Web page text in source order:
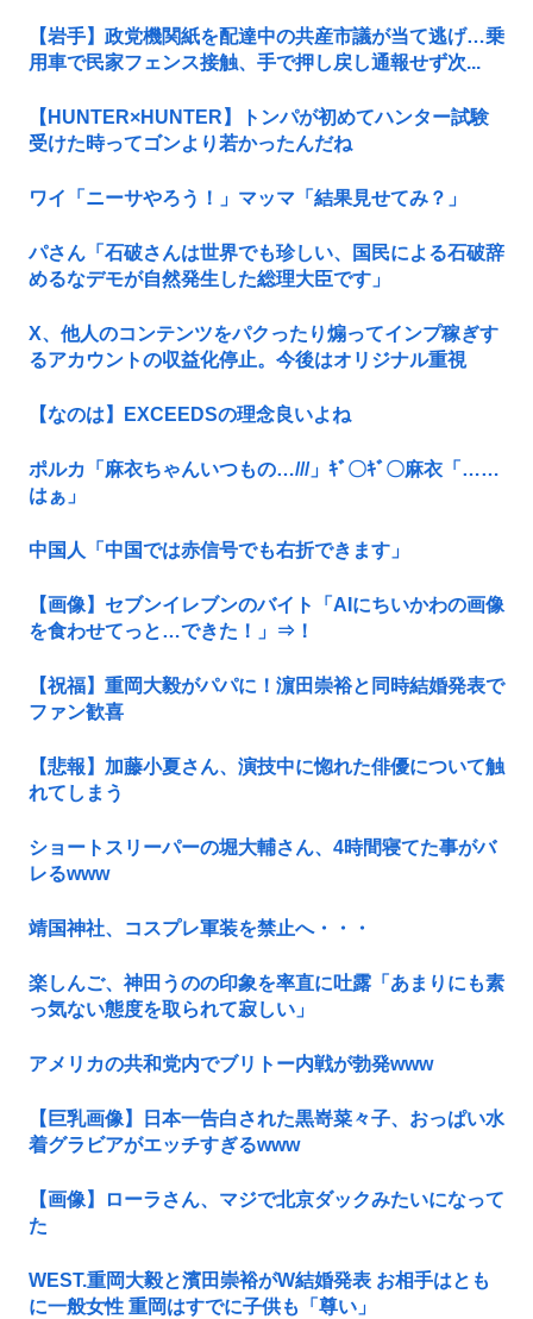
【岩手】政党機関紙を配達中の共産市議が当て逃げ…乗
用車で民家フェンス接触、手で押し戻し通報せず次...
【HUNTER×HUNTER】トンパが初めてハンター試験
受けた時ってゴンより若かったんだね
ワイ「ニーサやろう！」マッマ「結果見せてみ？」
パさん「石破さんは世界でも珍しい、国民による石破辞
めるなデモが自然発生した総理大臣です」
X、他人のコンテンツをパクったり煽ってインプ稼ぎす
るアカウントの収益化停止。今後はオリジナル重視
【なのは】EXCEEDSの理念良いよね
ポルカ「麻衣ちゃんいつもの…///」ｷﾞ〇ｷﾞ〇麻衣「……
はぁ」
中国人「中国では赤信号でも右折できます」
【画像】セブンイレブンのバイト「AIにちいかわの画像
を食わせてっと…できた！」⇒！
【祝福】重岡大毅がパパに！濵田崇裕と同時結婚発表で
ファン歓喜
【悲報】加藤小夏さん、演技中に惚れた俳優について触
れてしまう
ショートスリーパーの堀大輔さん、4時間寝てた事がバ
レるwww
靖国神社、コスプレ軍装を禁止へ・・・
楽しんご、神田うのの印象を率直に吐露「あまりにも素
っ気ない態度を取られて寂しい」
アメリカの共和党内でブリトー内戦が勃発www
【巨乳画像】日本一告白された黒嵜菜々子、おっぱい水
着グラビアがエッチすぎるwww
【画像】ローラさん、マジで北京ダックみたいになって
た
WEST.重岡大毅と濱田崇裕がW結婚発表 お相手はとも
に一般女性 重岡はすでに子供も「尊い」